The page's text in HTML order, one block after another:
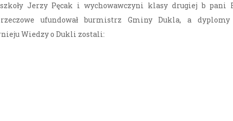
Jerzy Pęcak i wychowawczyni klasy drugiej b pani
ufundował burmistrz Gminy Dukla, a dyplomy
Wiedzy o Dukli zostali: